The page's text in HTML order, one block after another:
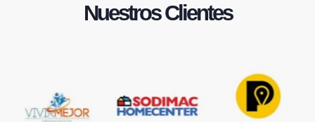
Nuestros Clientes